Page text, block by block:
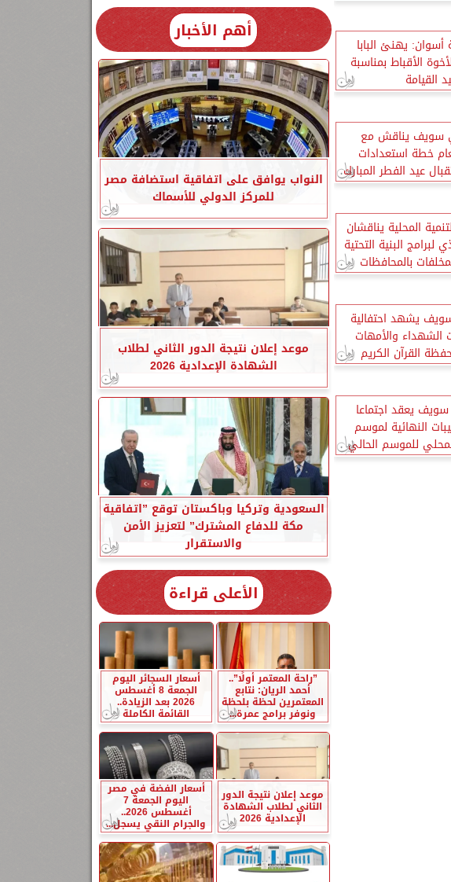
يهنئ البابا
الأقباط بمناسبة
القيامة
سويف يناقش مع
خطة استعدادات
عيد الفطر المبارك
النسيم
المحلية يناقشان
لبرامج البنية التحتية
بالمحافظات
يشهد احتفالية
الشهداء والأمهات
القرآن الكريم
يعقد اجتماعا
النهائية لموسم
للموسم الحالي
أهم الأخبار
النواب يوافق على اتفاقية استضافة مصر
للمركز الدولي للأسماك
موعد إعلان نتيجة الدور الثاني لطلاب
الشهادة الإعدادية 2026
السعودية وتركيا وباكستان توقع ”اتفاقية
مكة للدفاع المشترك” لتعزيز الأمن
والاستقرار
الأعلى قراءة
”راحة المعتمر أولًا”..
أحمد الريان: نتابع
المعتمرين لحظة بلحظة
ونوفر برامج عمرة...
أسعار السجائر اليوم
الجمعة 8 أغسطس
2026 بعد الزيادة..
القائمة الكاملة
موعد إعلان نتيجة الدور
الثاني لطلاب الشهادة
الإعدادية 2026
أسعار الفضة في مصر
اليوم الجمعة 7
أغسطس 2026..
والجرام النقي يسجل...